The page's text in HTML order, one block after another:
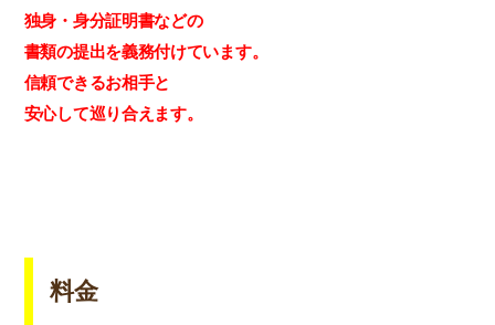
独身・身分証明書などの
書類の提出を義務付けています。
信頼できるお相手と
安心して巡り合えます。
料金